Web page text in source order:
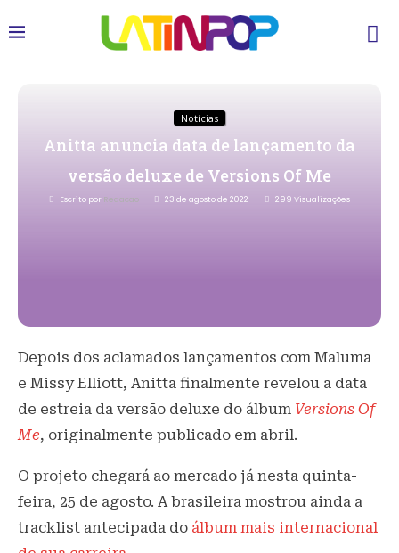
Notícias
Anitta anuncia data de lançamento da
versão deluxe de Versions Of Me
Escrito por Redacao 23 de agosto de 2022 299 Visualizações
Depois dos aclamados lançamentos com Maluma
e Missy Elliott, Anitta finalmente revelou a data
de estreia da versão deluxe do álbum Versions Of
Me, originalmente publicado em abril.
O projeto chegará ao mercado já nesta quinta-
feira, 25 de agosto. A brasileira mostrou ainda a
tracklist antecipada do álbum mais internacional